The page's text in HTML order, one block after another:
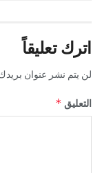
اترك تعليقاً
لن يتم نشر عنوان بريدك
التعليق *